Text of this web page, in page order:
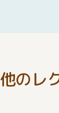
他のレ